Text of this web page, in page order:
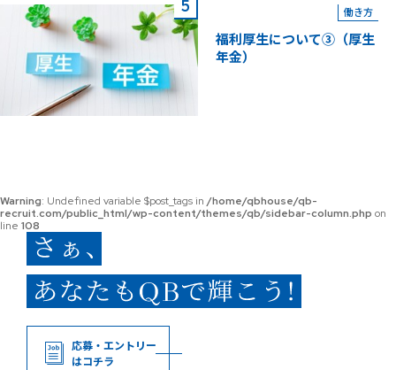
働き方
福利厚生について③（厚生
年金）
Warning: Undefined variable $post_tags in /home/qbhouse/qb-
recruit.com/public_html/wp-content/themes/qb/sidebar-column.php on
line 108
応募・エントリー
はコチラ